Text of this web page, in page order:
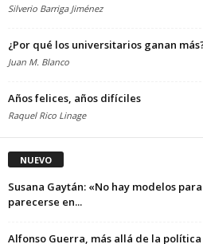
Silverio Barriga Jiménez
¿Por qué los universitarios ganan
Juan M. Blanco
Años felices, años difíciles
Raquel Rico Linage
NUEVO
Susana Gaytán: «No hay modelos
parecerse en...
Alfonso Guerra, más allá de la política